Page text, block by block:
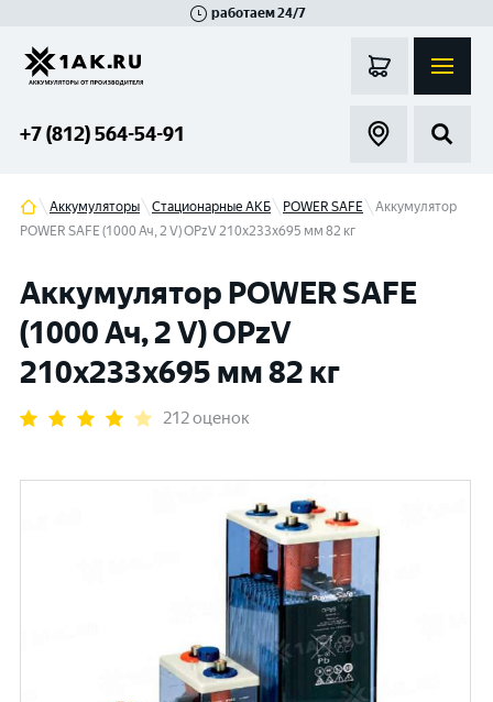
работаем 24/7
+7 (812) 564-54-91
Аккумуляторы Стационарные АКБ POWER SAFE
Аккумулятор
POWER SAFE (1000 Ач, 2 V) OPzV 210x233x695 мм 82 кг
Аккумулятор POWER SAFE
(1000 Ач, 2 V) OPzV
210x233x695 мм 82 кг
212 оценок
Гатчина